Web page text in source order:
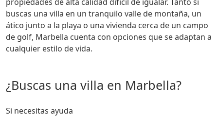
buscas una villa en un tranquilo valle de montaña, un
ático junto a la playa o una vivienda cerca de un campo
de golf, Marbella cuenta con opciones que se adaptan a
cualquier estilo de vida.
¿Buscas una villa en Marbella?
Si necesitas ayuda